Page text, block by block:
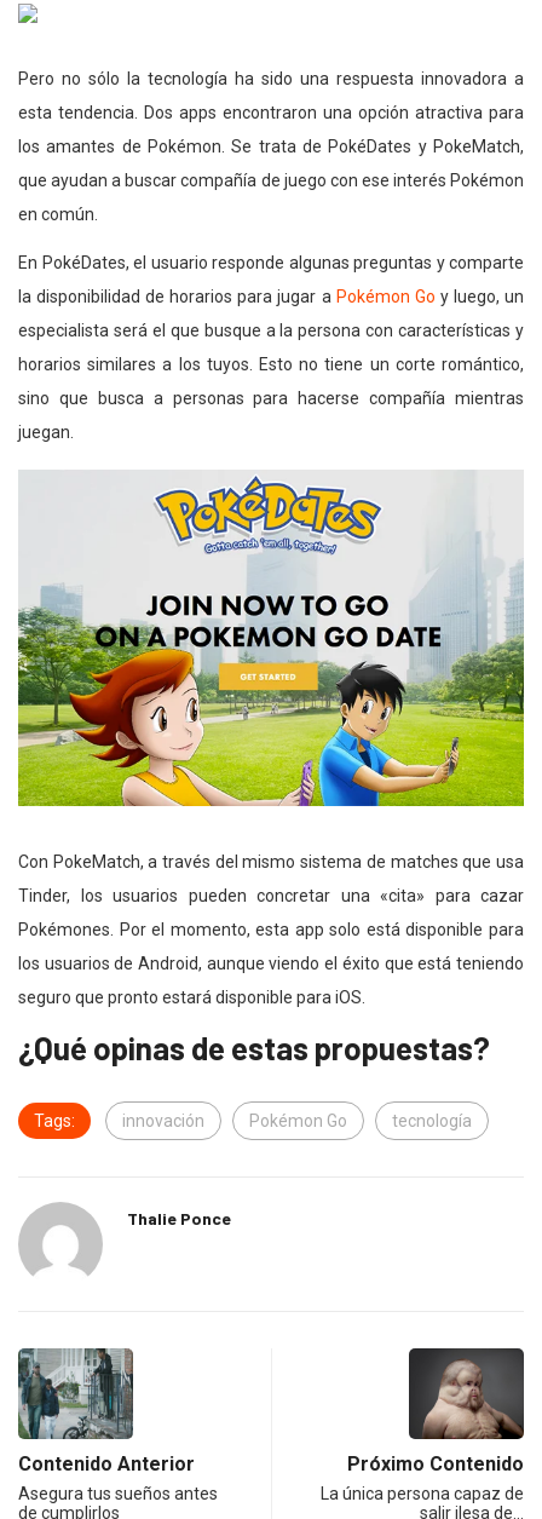
Pero no sólo la tecnología ha sido una respuesta innovadora a
esta tendencia. Dos apps encontraron una opción atractiva para
los amantes de Pokémon. Se trata de PokéDates y PokeMatch,
que ayudan a buscar compañía de juego con ese interés Pokémon
en común.
En PokéDates, el usuario responde algunas preguntas y comparte
la disponibilidad de horarios para jugar a Pokémon Go y luego, un
especialista será el que busque a la persona con características y
horarios similares a los tuyos. Esto no tiene un corte romántico,
sino que busca a personas para hacerse compañía mientras
juegan.
Con PokeMatch, a través del mismo sistema de matches que usa
Tinder, los usuarios pueden concretar una «cita» para cazar
Pokémones. Por el momento, esta app solo está disponible para
los usuarios de Android, aunque viendo el éxito que está teniendo
seguro que pronto estará disponible para iOS.
¿Qué opinas de estas propuestas?
Tags: innovación Pokémon Go tecnología
Thalie Ponce
Contenido Anterior
Asegura tus sueños antes
de cumplirlos
Próximo Contenido
La única persona capaz de
salir ilesa de…